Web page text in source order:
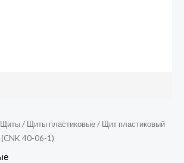
Щиты/ Щиты пластиковые/ Щит пластиковый
40-06-1)